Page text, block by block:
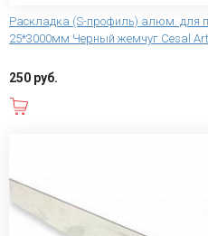
Раскладка (S-профиль) алюм. для
25*3000мм Черный жемчуг Cesal Art
250 руб.